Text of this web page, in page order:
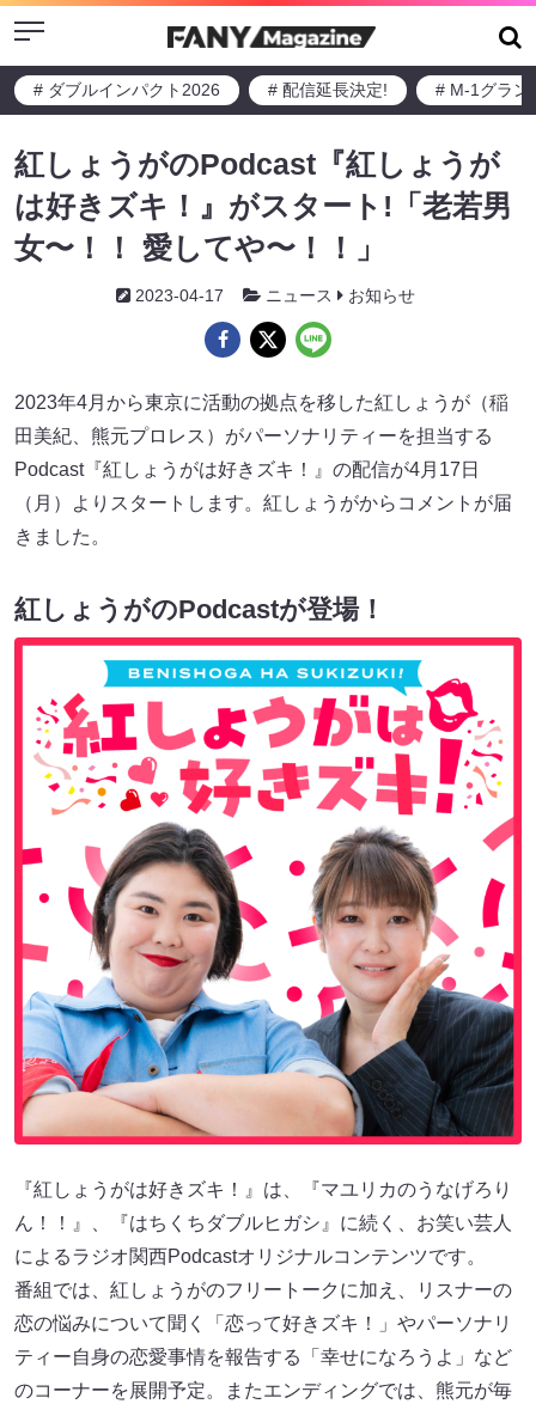
Menu
# ダブルインパクト2026 # 配信延長決定! # M-1グラン
紅しょうがのPodcast『紅しょうが
は好きズキ！』がスタート!「老若男
女〜！！ 愛してや〜！！」
2023-04-17 ニュース お知らせ
2023年4月から東京に活動の拠点を移した紅しょうが（稲
田美紀、熊元プロレス）がパーソナリティーを担当する
Podcast『紅しょうがは好きズキ！』の配信が4月17日
（月）よりスタートします。紅しょうがからコメントが届
きました。
紅しょうがのPodcastが登場！
『紅しょうがは好きズキ！』は、『マユリカのうなげろり
ん！！』、『はちくちダブルヒガシ』に続く、お笑い芸人
によるラジオ関西Podcastオリジナルコンテンツです。
番組では、紅しょうがのフリートークに加え、リスナーの
恋の悩みについて聞く「恋って好きズキ！」やパーソナリ
ティー自身の恋愛事情を報告する「幸せになろうよ」など
のコーナーを展開予定。またエンディングでは、熊元が毎